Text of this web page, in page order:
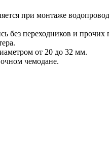
при монтаже
без переходников и
от 20 до 32 мм.
чемодане.